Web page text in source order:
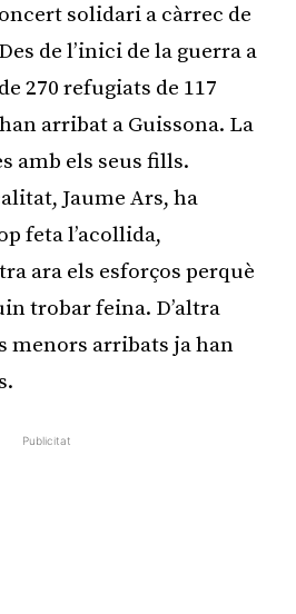
solidari a càrrec de
de l’inici de la guerra a
270 refugiats de 117
arribat a Guissona. La
amb els seus fills.
Jaume Ars, ha
feta l’acollida,
ara els esforços perquè
trobar feina. D’altra
menors arribats ja han
Publicitat